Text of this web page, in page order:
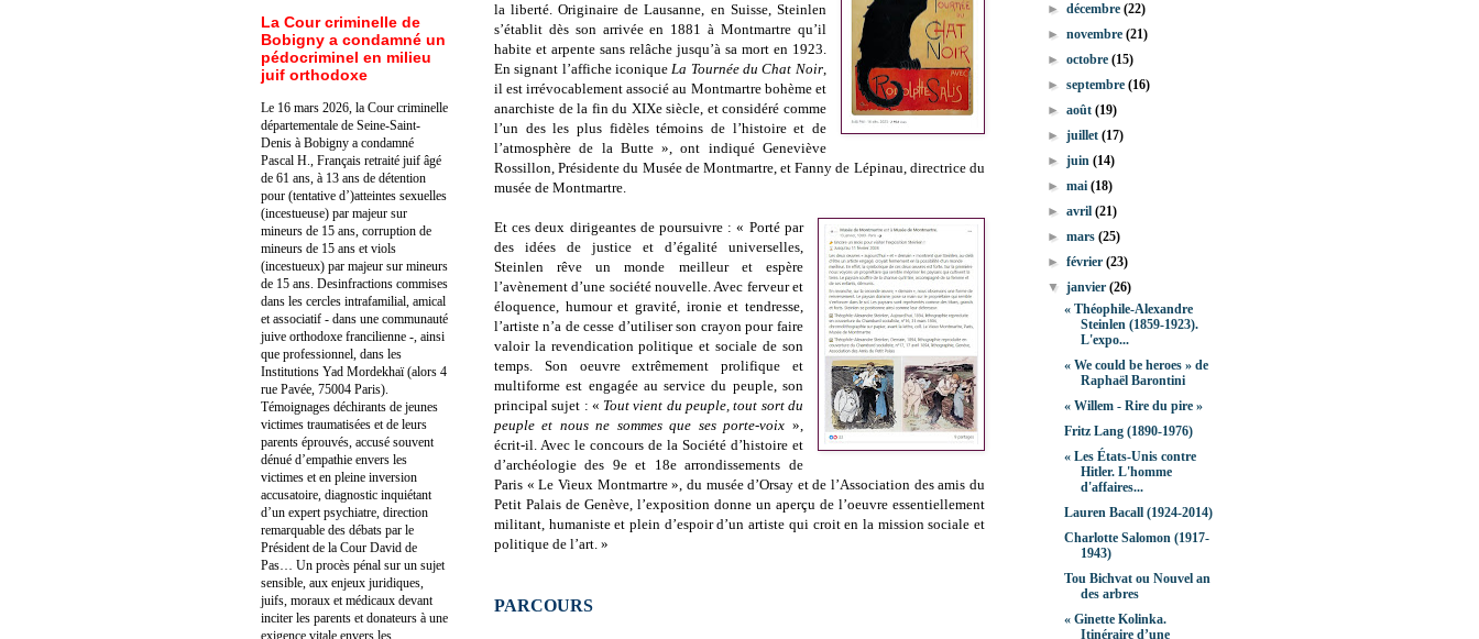
la liberté. Originaire de Lausanne, en Suisse, Steinlen
s’établit dès son arrivée en 1881 à Montmartre qu’il
habite et arpente sans relâche jusqu’à sa mort en 1923.
En signant l’affiche iconiqueLa Tournée du Chat Noir,
il est irrévocablement associé au Montmartre bohème et
anarchiste de la fin du XIXe siècle, et considéré comme
l’un des les plus fidèles témoins de l’histoire et de
l’atmosphère de la Butte », ont indiqué Geneviève
Rossillon, Présidente du Musée de Montmartre, et Fanny de Lépinau, directrice du
musée de Montmartre.
Et ces deux dirigeantes de poursuivre : « Porté par
des idées de justice et d’égalité universelles,
Steinlen rêve un monde meilleur et espère
l’avènement d’une société nouvelle. Avec ferveur et
éloquence, humour et gravité, ironie et tendresse,
l’artiste n’a de cesse d’utiliser son crayon pour faire
valoir la revendication politique et sociale de son
temps. Son oeuvre extrêmement prolifique et
multiforme est engagée au service du peuple, son
principal sujet : « Tout vient du peuple, tout sort du
peuple et nous ne sommes que ses porte-voix »,
écrit-il. Avec le concours de la Société d’histoire et
d’archéologie des 9e et 18e arrondissements de
Paris « Le Vieux Montmartre », du musée d’Orsay et de l’Association des amis du
Petit Palais de Genève, l’exposition donne un aperçu de l’oeuvre essentiellement
militant, humaniste et plein d’espoir d’un artiste qui croit en la mission sociale et
politique de l’art. »
PARCOURS
La Cour criminelle de
Bobigny a condamné un
pédocriminel en milieu
juif orthodoxe
Le 16 mars 2026, la Cour criminelle
départementale de Seine-Saint-
Denis à Bobigny a condamné
Pascal H., Français retraité juif âgé
de 61 ans, à 13 ans de détention
pour (tentative d’)atteintes sexuelles
(incestueuse) par majeur sur
mineurs de 15 ans, corruption de
mineurs de 15 ans et viols
(incestueux) par majeur sur mineurs
de 15 ans. Desinfractions commises
dans les cercles intrafamilial, amical
et associatif - dans une communauté
juive orthodoxe francilienne -, ainsi
que professionnel, dans les
Institutions Yad Mordekhaï (alors 4
rue Pavée, 75004 Paris).
Témoignages déchirants de jeunes
victimes traumatisées et de leurs
parents éprouvés, accusé souvent
dénué d’empathie envers les
victimes et en pleine inversion
accusatoire, diagnostic inquiétant
d’un expert psychiatre, direction
remarquable des débats par le
Président de la Cour David de
Pas… Un procès pénal sur un sujet
sensible, aux enjeux juridiques,
juifs, moraux et médicaux devant
inciter les parents et donateurs à une
exigence vitale envers les
►décembre(22)
►novembre(21)
►octobre(15)
►septembre(16)
►août(19)
►juillet(17)
►juin(14)
►mai(18)
►avril(21)
►mars(25)
►février(23)
▼janvier(26)
« Théophile-Alexandre
Steinlen (1859-1923).
L'expo...
« We could be heroes » de
Raphaël Barontini
« Willem - Rire du pire »
Fritz Lang (1890-1976)
« Les États-Unis contre
Hitler. L'homme
d'affaires...
Lauren Bacall (1924-2014)
Charlotte Salomon (1917-
1943)
Tou Bichvat ou Nouvel an
des arbres
« Ginette Kolinka.
Itinéraire d’une